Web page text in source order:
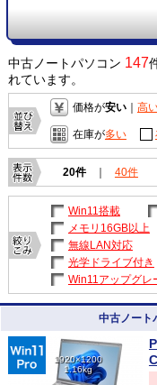
中古ノートパソコン 147
れています。
価格が安い｜ 高
在庫が多い
20件 40件
Win11搭載
メモリ16GB以上
無線LAN対応
光学ドライブ付き
Win11アップグレ
中古ノー
1920×1200
1.16kg